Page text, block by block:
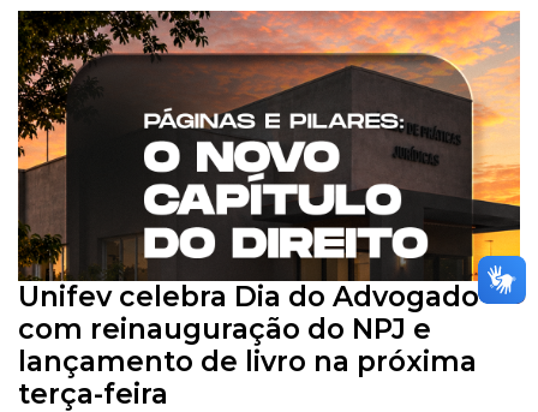
Unifev celebra Dia do Advogado
com reinauguração do NPJ e
lançamento de livro na próxima
terça-feira